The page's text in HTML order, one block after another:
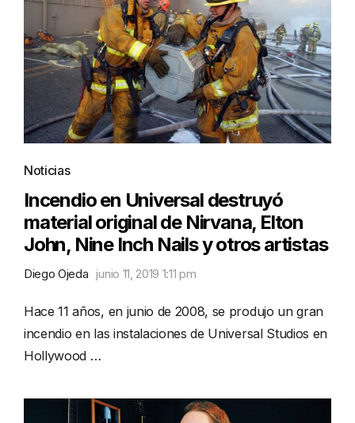
Noticias
Incendio en Universal destruyó
material original de Nirvana, Elton
John, Nine Inch Nails y otros artistas
Diego Ojeda junio 11, 2019 1:11 pm
Hace 11 años, en junio de 2008, se produjo un gran
incendio en las instalaciones de Universal Studios en
Hollywood …